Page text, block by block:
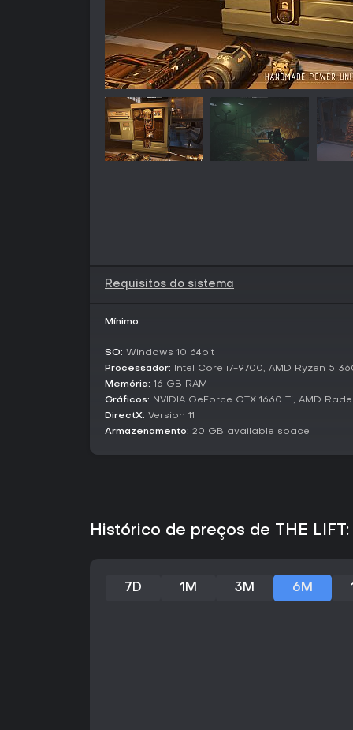
Requisitos do sistema
Mínimo:
SO: Windows 10 64bit
Processador: Intel Core i7-9700, AMD Ryzen 5
Memória: 16 GB RAM
Gráficos: NVIDIA GeForce GTX 1660 Ti, AMD
DirectX: Version 11
Armazenamento: 20 GB available space
Histórico de preços de THE
7D 1M 3M 6M